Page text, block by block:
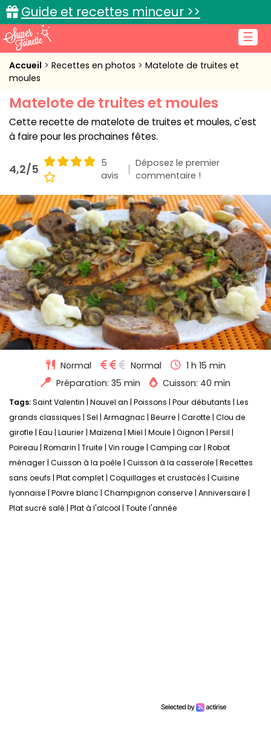
☰
Guide et recettes minceur >>
Accueil
Cuisine pratique
L'actu cuisine
Connexion
Accueil Recettes en photos
Matelote de truites et
moules
Matelote de truites et moules
Cette recette de matelote de truites et moules, c'est
à faire pour les prochaines fêtes.
4,2/5
5
avis
Déposez le premier
commentaire !
Normal Normal
1 h 15 min
Préparation: 35 min
Cuisson: 40 min
Tags:Saint Valentin Nouvel an Poissons Pour débutants Les
grands classiques Sel Armagnac Beurre Carotte Clou de
girofle Eau Laurier Maïzena Miel Moule Oignon Persil
Poireau Romarin Truite Vin rouge Camping car Robot
ménager Cuisson à la poêle Cuisson à la casserole Recettes
sans oeufs Plat complet Coquillages et crustacés Cuisine
lyonnaise Poivre blanc Champignon conserve Anniversaire
Plat sucré salé Plat à l'alcool Toute l'année